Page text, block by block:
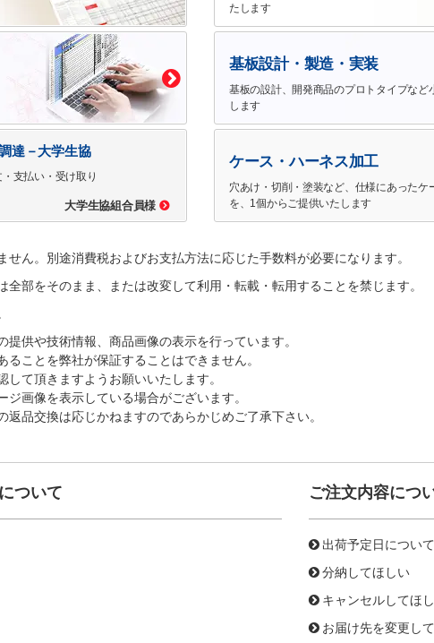
達－大学生協
支払い・受け取り
大学生協組合員様
たします
基板設計・製造・実装
基板の設計、開発商品のプロトタイプなど
します
ケース・ハーネス加工
穴あけ・切削・塗装など、仕様にあったケ
を、1個からご提供いたします
ん。別途消費税およびお支払方法に応じた手数料が必要になります。
部をそのまま、または改変して利用・転載・転用することを禁じます。
供や技術情報、商品画像の表示を行っています。
ことを弊社が保証することはできません。
て頂きますようお願いいたします。
画像を表示している場合がございます。
品交換は応じかねますのであらかじめご了承下さい。
ついて ご注文内容につ
出荷予定日について
分納してほしい
キャンセルしてほ
お届け先を変更し